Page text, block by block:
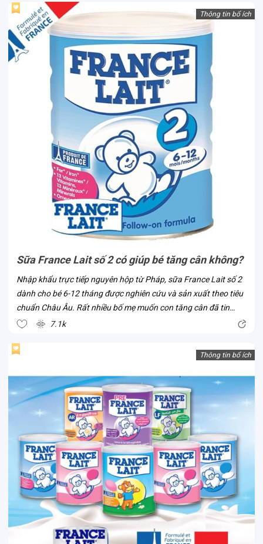
Thông tin bổ ích
Sữa France Lait số 2 có giúp bé tăng cân không?
Nhập khẩu trực tiếp nguyên hộp từ Pháp, sữa France Lait số 2
dành cho bé 6-12 tháng được nghiên cứu và sản xuất theo tiêu
chuẩn Châu Âu. Rất nhiều bố mẹ muốn con tăng cân đã tin
chọn dòng sữa này ngay khi sản phẩm có mặt tại Việt Nam. Vì
7.1k
Thông tin bổ ích